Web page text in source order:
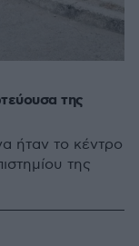
της
ήταν το κέντρο
της